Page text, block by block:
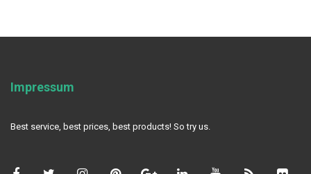
Impressum
Best service, best prices, best products! So try us.